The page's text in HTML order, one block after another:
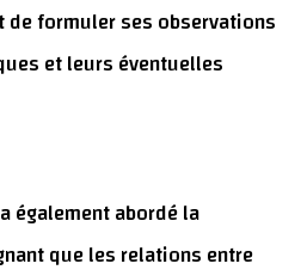
formuler ses observations
et leurs éventuelles
également abordé la
que les relations entre